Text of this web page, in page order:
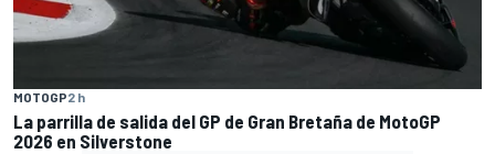
MOTOGP2 h
La parrilla de salida del GP de Gran Bretaña de MotoGP
2026 en Silverstone